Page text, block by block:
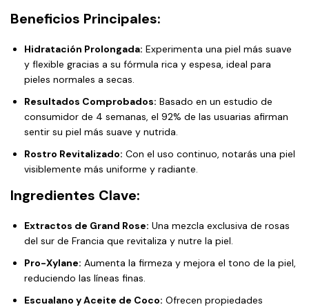
Beneficios Principales:
Hidratación Prolongada: Experimenta una piel más suave
y flexible gracias a su fórmula rica y espesa, ideal para
pieles normales a secas.
Resultados Comprobados: Basado en un estudio de
consumidor de 4 semanas, el 92% de las usuarias afirman
sentir su piel más suave y nutrida.
Rostro Revitalizado: Con el uso continuo, notarás una piel
visiblemente más uniforme y radiante.
Ingredientes Clave:
Extractos de Grand Rose: Una mezcla exclusiva de rosas
del sur de Francia que revitaliza y nutre la piel.
Pro-Xylane: Aumenta la firmeza y mejora el tono de la piel,
reduciendo las líneas finas.
Escualano y Aceite de Coco: Ofrecen propiedades